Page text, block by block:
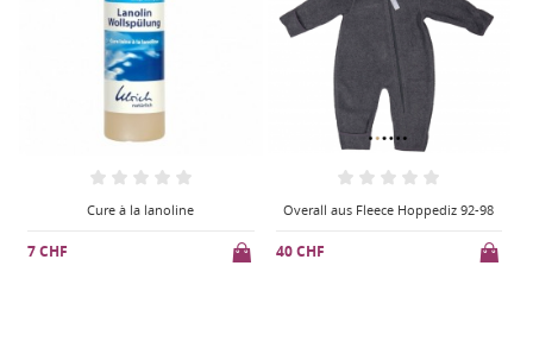
Overall aus Fleece Hoppediz 92-98
40 CHF
Cure à la lanoline
7 CHF